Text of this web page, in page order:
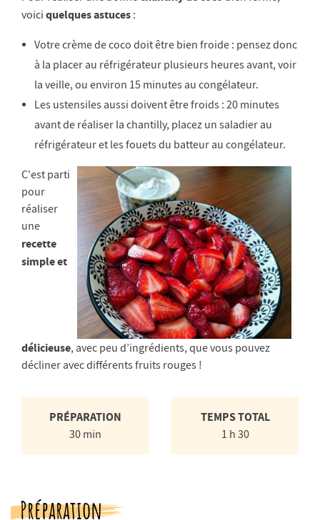
voici quelques astuces :
Votre crème de coco doit être bien froide : pensez donc
à la placer au réfrigérateur plusieurs heures avant, voir
la veille, ou environ 15 minutes au congélateur.
Les ustensiles aussi doivent être froids : 20 minutes
avant de réaliser la chantilly, placez un saladier au
réfrigérateur et les fouets du batteur au congélateur.
C'est parti
pour
réaliser
une
recette
simple et
délicieuse, avec peu d’ingrédients, que vous pouvez
décliner avec différents fruits rouges !
PRÉPARATION
30 min
TEMPS TOTAL
1 h 30
Préparation